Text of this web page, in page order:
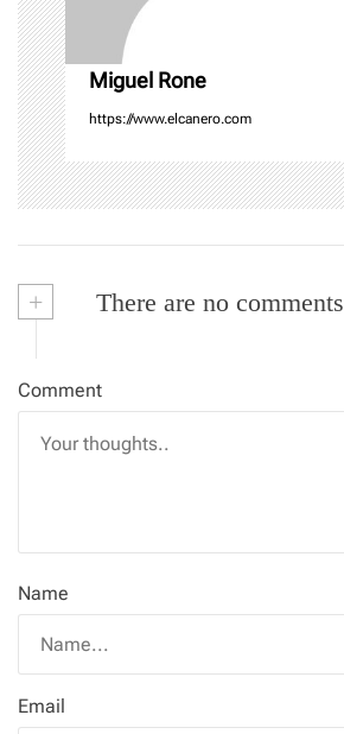
n
Miguel Rone
https://www.elcanero.com
+ There are no comments
Comment
Name
Email